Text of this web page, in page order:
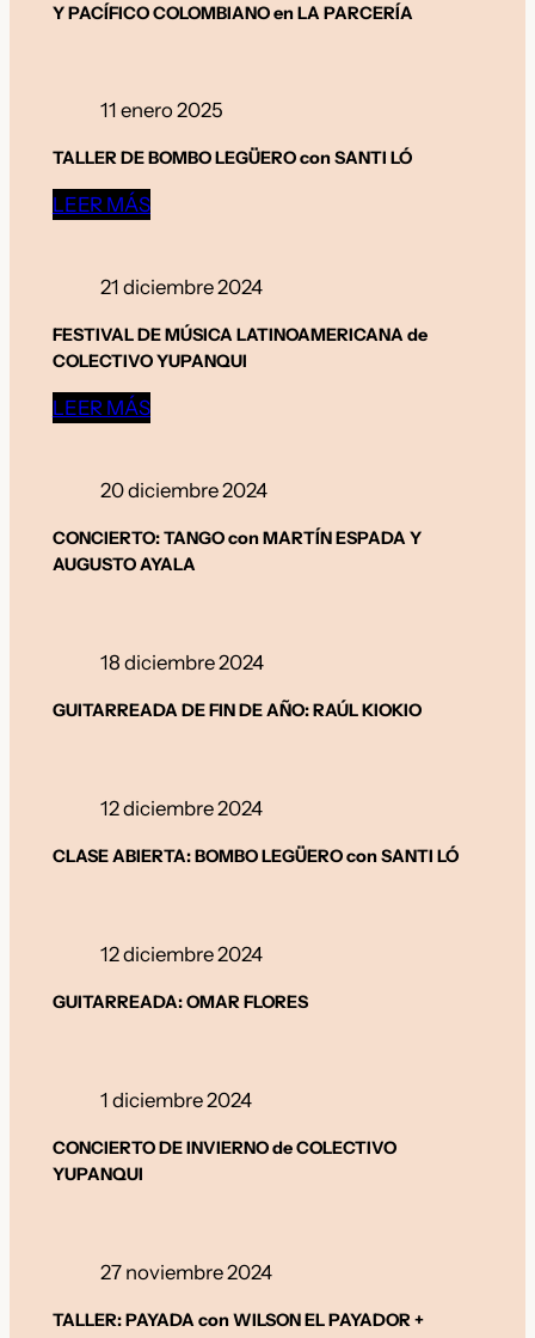
Y PACÍFICO COLOMBIANO en LA PARCERÍA
11 enero 2025
TALLER DE BOMBO LEGÜERO con SANTI LÓ
LEER MÁS
21 diciembre 2024
FESTIVAL DE MÚSICA LATINOAMERICANA de
COLECTIVO YUPANQUI
LEER MÁS
20 diciembre 2024
CONCIERTO: TANGO con MARTÍN ESPADA Y
AUGUSTO AYALA
18 diciembre 2024
GUITARREADA DE FIN DE AÑO: RAÚL KIOKIO
12 diciembre 2024
CLASE ABIERTA: BOMBO LEGÜERO con SANTI LÓ
12 diciembre 2024
GUITARREADA: OMAR FLORES
1 diciembre 2024
CONCIERTO DE INVIERNO de COLECTIVO
YUPANQUI
27 noviembre 2024
TALLER: PAYADA con WILSON EL PAYADOR +